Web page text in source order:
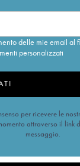
delle mie email al
personalizzati
per ricevere le
attraverso il
messaggio.